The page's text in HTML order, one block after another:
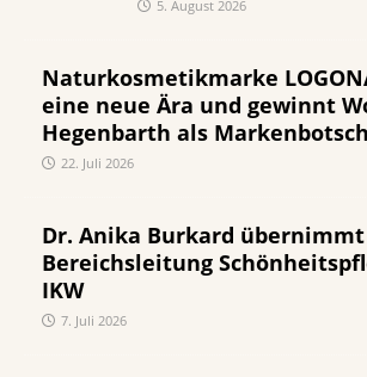
5. August 2026
Naturkosmetikmarke
eine neue Ära und gewinnt
Hegenbarth als
22. Juli 2026
Dr. Anika Burkard übernimmt
Bereichsleitung
IKW
7. Juli 2026